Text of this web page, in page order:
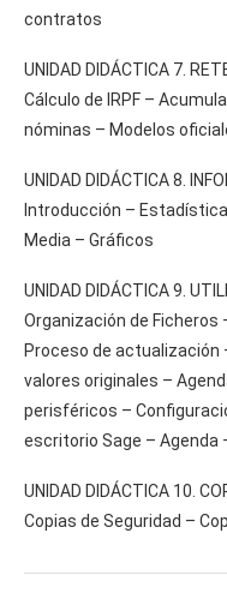
contratos
UNIDAD DIDÁCTICA 7.
Cálculo de IRPF –
nóminas – Modelos
UNIDAD DIDÁCTICA 8.
Introducción –
Media – Gráficos
UNIDAD DIDÁCTICA 9.
Organización de Ficheros
Proceso de actualización
valores originales –
perisféricos –
escritorio Sage – Agenda
UNIDAD DIDÁCTICA 10.
Copias de Seguridad –